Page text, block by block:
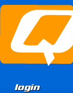
Jump to Content
login